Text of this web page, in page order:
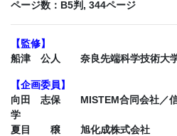
ページ数：B5判, 344ページ
【監修】
船津 公人 奈良先端科学技術大学
【企画委員】
向田 志保 MISTEM合同会社／信
学
夏目 穣 旭化成株式会社